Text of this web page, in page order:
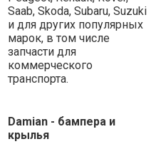
Saab, Skoda, Subaru, Suzuki
и для других популярных
марок, в том числе
запчасти для
коммерческого
транспорта.
Damian - бампера и
крылья